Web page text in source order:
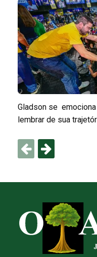
Gladson se
lembrar de sua